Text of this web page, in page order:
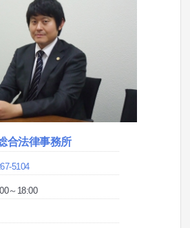
合法律事務所
5104
～18:00